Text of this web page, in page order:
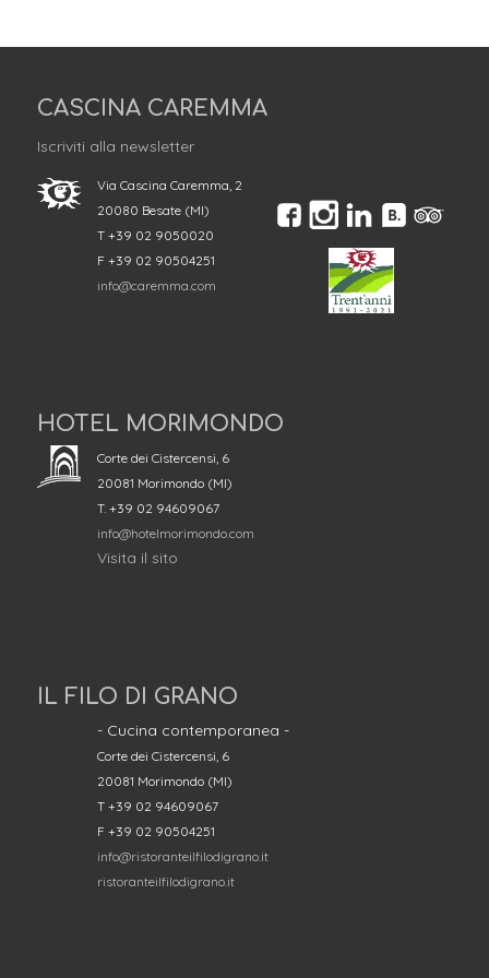
CASCINA CAREMMA
Iscriviti alla newsletter
Via Cascina Caremma, 2
20080 Besate (MI)
T +39 02 9050020
F +39 02 90504251
info@caremma.com
HOTEL MORIMONDO
Corte dei Cistercensi, 6
20081 Morimondo (MI)
T. +39 02 94609067
info@hotelmorimondo.com
Visita il sito
IL FILO DI GRANO
- Cucina contemporanea -
Corte dei Cistercensi, 6
20081 Morimondo (MI)
T +39 02 94609067
F +39 02 90504251
info@ristoranteilfilodigrano.it
ristoranteilfilodigrano.it